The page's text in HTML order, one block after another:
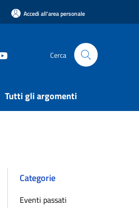
Accedi all'area personale
Cerca
Tutti gli argomenti
Categorie
Eventi passati